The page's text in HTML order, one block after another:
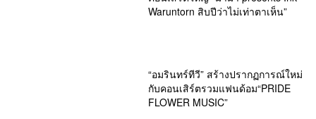
Waruntorn สิบปีว่าไม่เท่าตาเห็น”
“อมรินทร์ทีวี” สร้างปรากฏการณ์ใหม่
กับคอนเสิร์ตรวมแฟนด้อม“PRIDE
FLOWER MUSIC”